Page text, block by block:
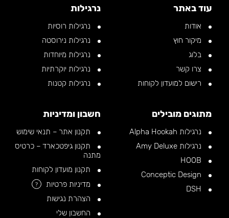
עוד באתר
אודות
מיקור חוץ
בלוג
צרו קשר
רישום למועדון לקוחות
נרגילות
נרגילות רוסיות
נרגילות נירוסטה
נרגילות מיוחדות
נרגילות יוקרתיות
נרגילות קטנות
מתוגים מובילים
נרגילות Alpha Hookah
נרגילות Amy Deluxe
חשבון ומדיניות
תקנון אתר – תנאי שימוש
תקנון גיפטכארד – כרטיס
מתנה
תקנון מועדון לקוחות
מדיניות פרטיות
?
הצהרת נגישות
החשבון שלי